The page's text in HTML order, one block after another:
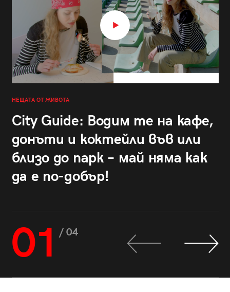
НЕЩАТА ОТ ЖИВОТА
City Guide: Водим те на кафе,
донъти и коктейли във или
близо до парк – май няма как
да е по-добър!
01 / 04